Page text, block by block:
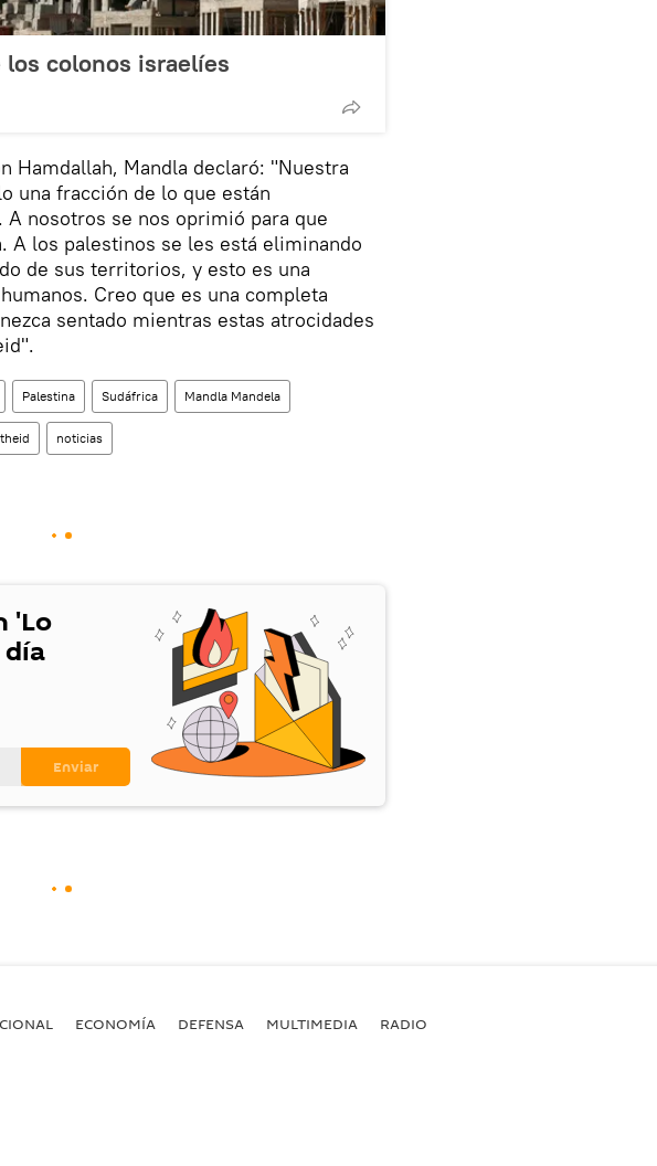
los colonos israelíes
Hamdallah, Mandla declaró: "Nuestra
una fracción de lo que están
nosotros se nos oprimió para que
A los palestinos se les está eliminando
de sus territorios, y esto es una
Creo que es una completa
sentado mientras estas atrocidades
Palestina Sudáfrica Mandla Mandela
noticias
'Lo
ECONOMÍA DEFENSA MULTIMEDIA RADIO